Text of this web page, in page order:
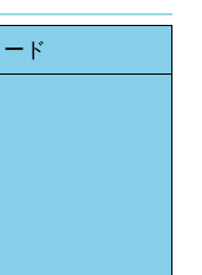
ド